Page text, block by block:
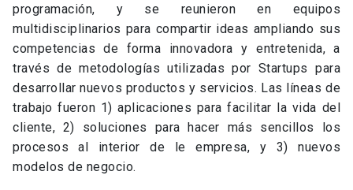
programación, y se reunieron en equipos
multidisciplinarios para compartir ideas ampliando sus
competencias de forma innovadora y entretenida, a
través de metodologías utilizadas por Startups para
desarrollar nuevos productos y servicios. Las líneas de
trabajo fueron 1) aplicaciones para facilitar la vida del
cliente, 2) soluciones para hacer más sencillos los
procesos al interior de le empresa, y 3) nuevos
modelos de negocio.